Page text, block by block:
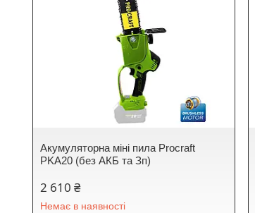
Акумуляторна міні пила Procraft
PKA20 (без АКБ та Зп)
2 610 ₴
Немає в наявності